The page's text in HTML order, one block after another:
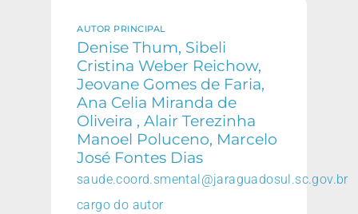
AUTOR PRINCIPAL
Denise Thum, Sibeli
Cristina Weber Reichow,
Jeovane Gomes de Faria,
Ana Celia Miranda de
Oliveira , Alair Terezinha
Manoel Poluceno, Marcelo
José Fontes Dias
saude.coord.smental@jaraguadosul.sc.gov.br
cargo do autor